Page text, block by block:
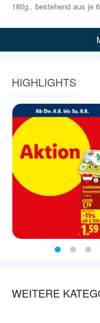
18tlg., bestehend aus je
HIGHLIGHTS
WEITERE